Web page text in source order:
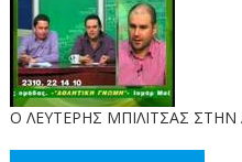
O ΛΕΥΤΕΡΗΣ ΜΠΙΛΙΤΣΑΣ